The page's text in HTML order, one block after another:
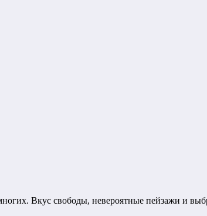
Вкус свободы, невероятные пейзажи и